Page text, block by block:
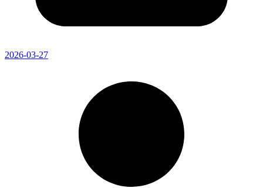
2026-03-27